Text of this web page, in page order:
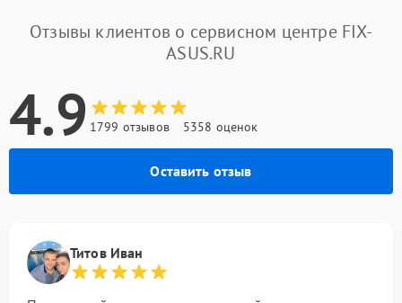
Отзывы клиентов о сервисном центре FIX-
ASUS.RU
4.9 1799 отзывов 5358 оценок
Оставить отзыв
Титов Иван